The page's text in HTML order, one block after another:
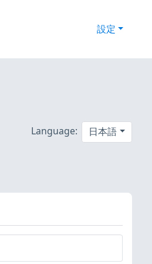
設定
Language: 日本語